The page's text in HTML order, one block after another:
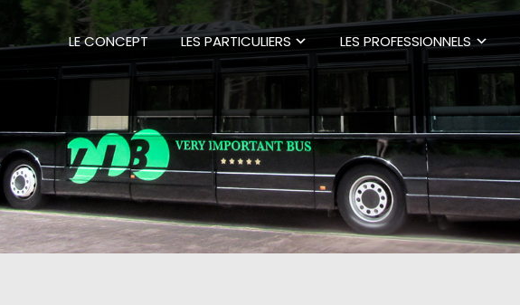
LE CONCEPT LES PARTICULIERS LES PROFESSIONNELS